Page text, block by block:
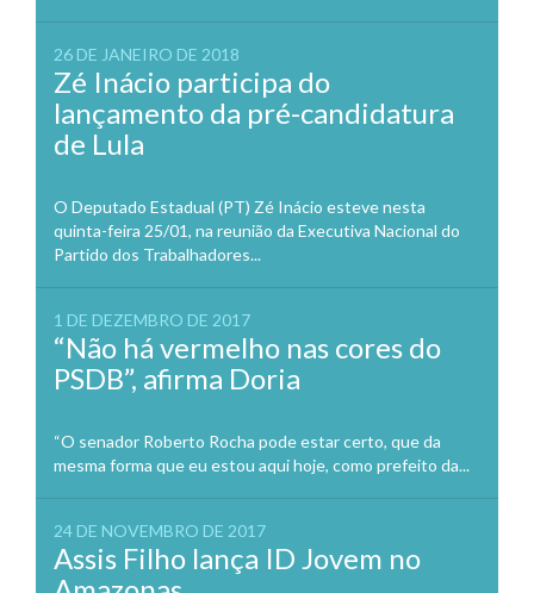
26 DE JANEIRO DE 2018
Zé Inácio participa do
lançamento da pré-candidatura
de Lula
O Deputado Estadual (PT) Zé Inácio esteve nesta
quinta-feira 25/01, na reunião da Executiva Nacional do
Partido dos Trabalhadores...
1 DE DEZEMBRO DE 2017
“Não há vermelho nas cores do
PSDB”, afirma Doria
“O senador Roberto Rocha pode estar certo, que da
mesma forma que eu estou aqui hoje, como prefeito da...
24 DE NOVEMBRO DE 2017
Assis Filho lança ID Jovem no